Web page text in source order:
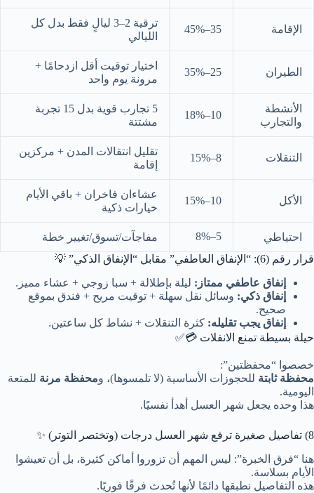
الإقامة 35–45%
ترقية 2–3 ليالٍ فقط بدل كل
الليالي
الطيران 25–35%
اختيار توقيت أقل ازدحامًا +
مرونة يوم واحد
الأنشطة
والتجارب
10–18%
5 تجارب قوية بدل 15 تجربة
مشتتة
التنقلات 8–15%
تقليل انتقالات المدن + مركزين
إقامة
الأكل 10–15%
عشاءان فاخران + باقي الأيام
خيارات ذكية
احتياطي 5–8%
مفاجآت/تسوق/تغيير خطة
قرار رقم (6): “الإنفاق العاطفي” مقابل “الإنفاق الذكي” 💡
إنفاق عاطفي ممتاز: ليلة بإطلالة + سبا زوجي + عشاء مميز.
إنفاق ذكي: وسائل نقل سهلة + توقيت مريح + فندق بموقع
صحيح.
إنفاق يجب تقليله: كثرة التنقلات + نشاط كل ساعتين.
حيلة بسيطة تمنع الانفلات 💳✅
خصصوا “محفظتين”:
محفظة ثابتة للحجوزات الأساسية (لا تلمسوها)، ومحفظة مرنة للمتعة
اليومية.
هذا وحده يجعل شهر العسل أهدأ نفسيًا.
8) تفاصيل صغيرة ترفع شهر العسل درجات (وتختصر التوتر) ✨
هنا “فرق الخبرة”: ليس المهم أن تزوروا أماكن كثيرة، بل أن تعيشوا
الأيام بسلاسة.
هذه التفاصيل نطبقها دائمًا لأنها تُحدث فرقًا فوريًا.